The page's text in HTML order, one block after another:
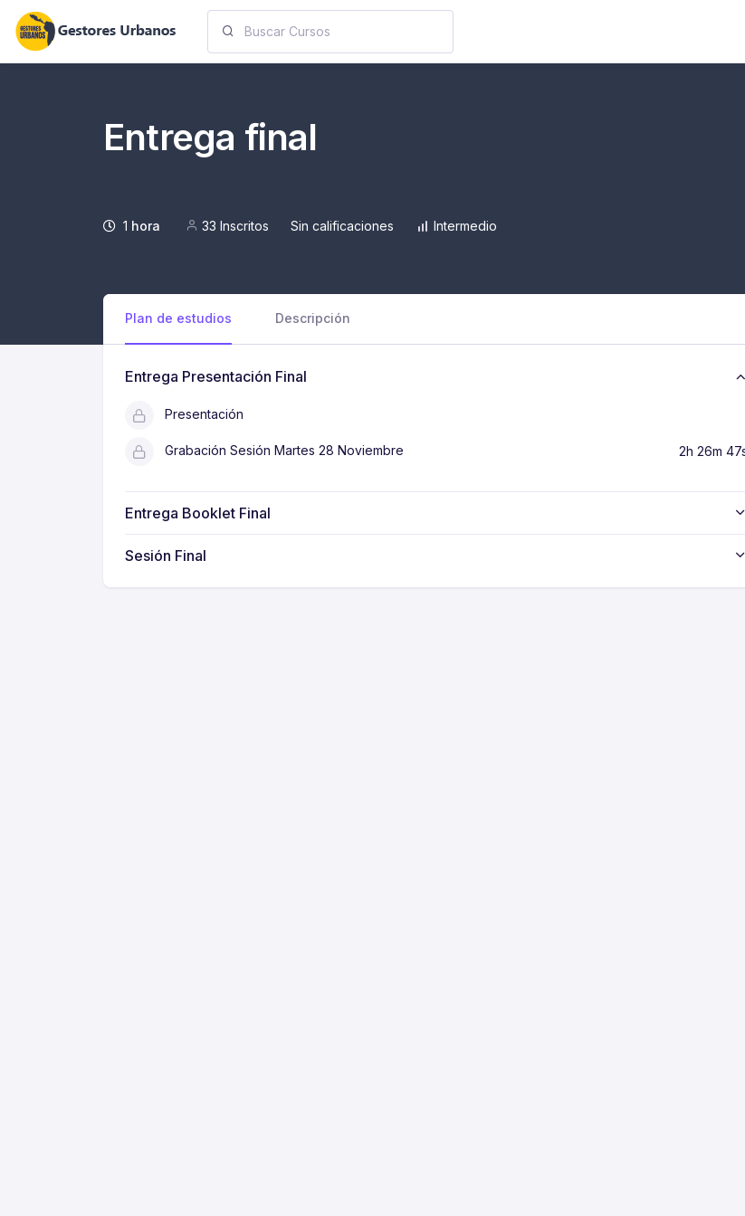
Entrega final
1 hora 33 Inscritos Sin calificaciones Intermedio
Plan de estudios Descripción
Entrega Presentación Final
Presentación
Grabación Sesión Martes 28 Noviembre 2h 26m
Entrega Booklet Final
Sesión Final